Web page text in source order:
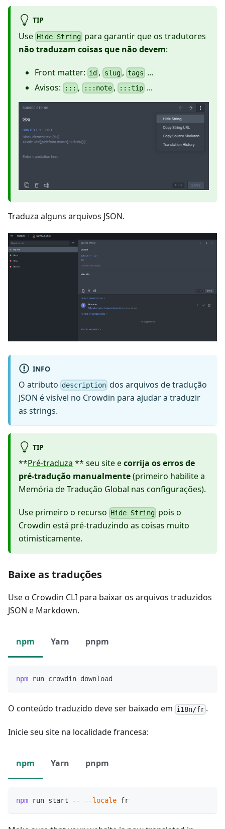
TIP
Use Hide String para garantir que os tradutores
não traduzam coisas que não devem:
Front matter: id , slug, tags ...
Avisos:
::: , :::note, :::tip ...
Traduza alguns arquivos JSON.
INFO
O atributo description dos arquivos de tradução
JSON é visível no Crowdin para ajudar a traduzir
as strings.
TIP
**Pré-traduza ** seu site ecorrija os erros de
pré-tradução manualmente(primeiro habilite a
Memória de Tradução Global nas configurações).
Use primeiro o recurso Hide String pois o
Crowdin está pré-traduzindo as coisas muito
otimisticamente.
Baixe as traduções
Use o Crowdin CLI para baixar os arquivos traduzidos
JSON e Markdown.
npm Yarn pnpm
npm run crowdin download
O conteúdo traduzido deve ser baixado em i18n/fr .
Inicie seu site na localidade francesa:
npm Yarn pnpm
npm run start -- --locale fr